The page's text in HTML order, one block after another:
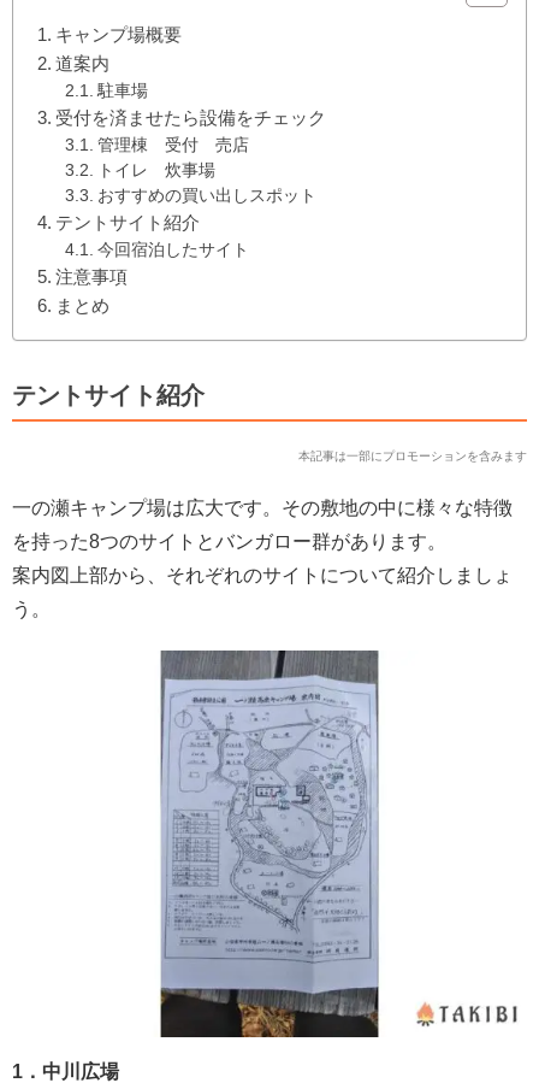
キャンプ場概要
道案内
駐車場
受付を済ませたら設備をチェック
管理棟 受付 売店
トイレ 炊事場
おすすめの買い出しスポット
テントサイト紹介
今回宿泊したサイト
注意事項
まとめ
テントサイト紹介
本記事は一部にプロモーションを含みます
一の瀬キャンプ場は広大です。その敷地の中に様々な特徴
を持った8つのサイトとバンガロー群があります。
案内図上部から、それぞれのサイトについて紹介しましょ
う。
1．中川広場